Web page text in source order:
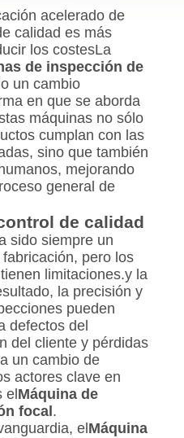
acelerado de
calidad es más
los costesLa
de inspección de
un cambio
en que se aborda
máquinas no sólo
cumplan con las
sino que también
mejorando
general de
de calidad
sido siempre un
pero los
limitaciones.y la
la precisión y
pueden
defectos del
del cliente y pérdidas
un cambio de
actores clave en
el Máquina de
focal .
el Máquina